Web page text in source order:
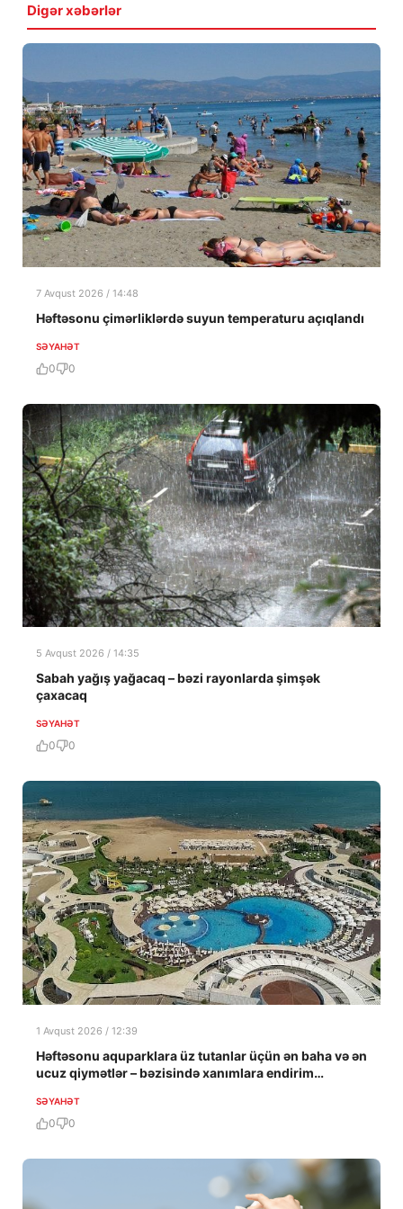
Digər xəbərlər
7 Avqust 2026 / 14:48
Həftəsonu çimərliklərdə suyun temperaturu açıqlandı
SƏYAHƏT
0 0
5 Avqust 2026 / 14:35
Sabah yağış yağacaq – bəzi rayonlarda şimşək
çaxacaq
SƏYAHƏT
0 0
1 Avqust 2026 / 12:39
Həftəsonu aquparklara üz tutanlar üçün ən baha və ən
ucuz qiymətlər – bəzisində xanımlara endirim…
SƏYAHƏT
0 0